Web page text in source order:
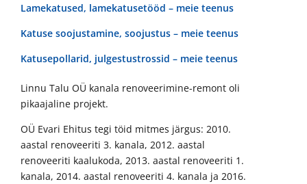
Lamekatused, lamekatusetööd – meie teenus
Katuse soojustamine, soojustus – meie teenus
Katusepollarid, julgestustrossid – meie teenus
Linnu Talu OÜ kanala renoveerimine-remont oli
pikaajaline projekt.
OÜ Evari Ehitus tegi töid mitmes järgus: 2010.
aastal renoveeriti 3. kanala, 2012. aastal
renoveeriti kaalukoda, 2013. aastal renoveeriti 1.
kanala, 2014. aastal renoveeriti 4. kanala ja 2016.